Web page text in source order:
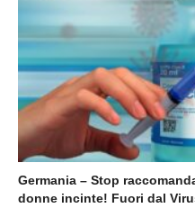
Germania – Stop
donne incinte! Fuori dal